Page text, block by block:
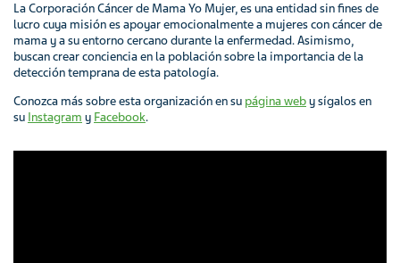
La Corporación Cáncer de Mama Yo Mujer, es una entidad sin fines de
lucro cuya misión es apoyar emocionalmente a mujeres con cáncer de
mama y a su entorno cercano durante la enfermedad. Asimismo,
buscan crear conciencia en la población sobre la importancia de la
detección temprana de esta patología.
Conozca más sobre esta organización en su página weby sígalos en
su Instagram y Facebook.